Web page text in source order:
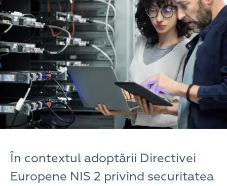
În contextul adoptării Directivei
Europene NIS 2 privind securitatea